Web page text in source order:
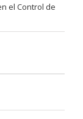
el Control de